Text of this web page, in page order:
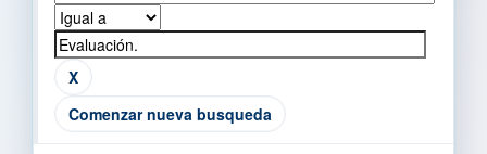
Comenzar nueva busqueda